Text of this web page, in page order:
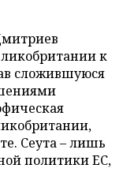
к
сложившуюся
Сеута – лишь
политики ЕС,